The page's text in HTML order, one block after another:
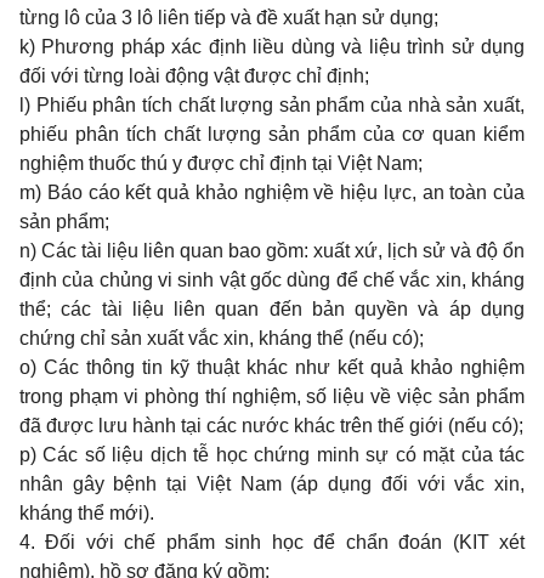
từng lô của 3 lô liên tiếp và đề xuất hạn sử dụng;
k) Phương pháp xác định liều dùng và liệu trình sử dụng
đối với từng loài động vật được chỉ định;
l) Phiếu phân tích chất lượng sản phẩm của nhà sản xuất,
phiếu phân tích chất lượng sản phẩm của cơ quan kiểm
nghiệm thuốc thú y được chỉ định tại Việt Nam;
m) Báo cáo kết quả khảo nghiệm về hiệu lực, an toàn của
sản phẩm;
n) Các tài liệu liên quan bao gồm: xuất xứ, lịch sử và độ ổn
định của chủng vi sinh vật gốc dùng để chế vắc xin, kháng
thể; các tài liệu liên quan đến bản quyền và áp dụng
chứng chỉ sản xuất vắc xin, kháng thể (nếu có);
o) Các thông tin kỹ thuật khác như kết quả khảo nghiệm
trong phạm vi phòng thí nghiệm, số liệu về việc sản phẩm
đã được lưu hành tại các nước khác trên thế giới (nếu có);
p) Các số liệu dịch tễ học chứng minh sự có mặt của tác
nhân gây bệnh tại Việt Nam (áp dụng đối với vắc xin,
kháng thể mới).
4. Đối với chế phẩm sinh học để chẩn đoán (KIT xét
nghiệm), hồ sơ đăng ký gồm: